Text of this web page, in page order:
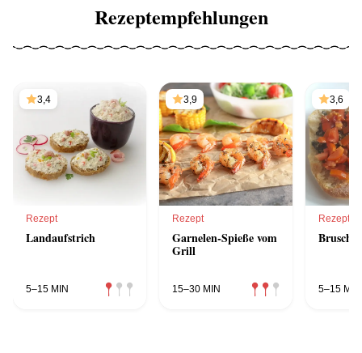
Rezeptempfehlungen
3,4
Rezept
Landaufstrich
5–15 MIN
3,9
Rezept
Garnelen-Spieße vom
Grill
15–30 MIN
3,6
Rezept
5–15 MIN